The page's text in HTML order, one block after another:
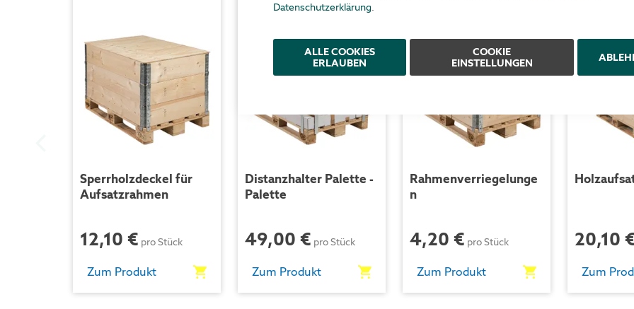
Datenschutzerklärung.
ALLE COOKIES
ERLAUBEN
COOKIE
EINSTELLUNGEN
Sperrholzdeckel für
Aufsatzrahmen
12,10 € pro Stück
Zum Produkt
Distanzhalter Palette -
Palette
49,00 € pro Stück
Zum Produkt
Rahmenverriegelunge
n
4,20 € pro Stück
Zum Produkt
20,10
Zum